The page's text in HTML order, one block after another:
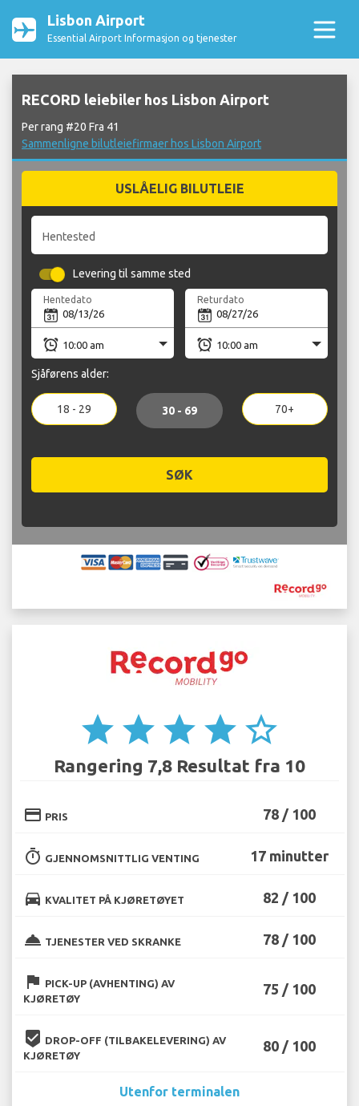
Lisbon Airport
Essential Airport Informasjon og tjenester
RECORD leiebiler hos Lisbon Airport
Per rang #20 Fra 41
Sammenligne bilutleiefirmaer hos Lisbon Airport
USLÅELIG BILUTLEIE
Hentested
Levering til samme sted
Hentedato Returdato
Sjåførens alder:
18 - 29 30 - 69 70+
SØK
star star star star star_border
Rangering 7,8 Resultat fra 10
credit_card PRIS 78 / 100
timer GJENNOMSNITTLIG VENTING 17 minutter
directions_car KVALITET PÅ KJØRETØYET 82 / 100
room_service TJENESTER VED SKRANKE 78 / 100
flag PICK-UP (AVHENTING) AV
KJØRETØY
75 / 100
beenhere DROP-OFF (TILBAKELEVERING) AV
KJØRETØY
80 / 100
Utenfor terminalen